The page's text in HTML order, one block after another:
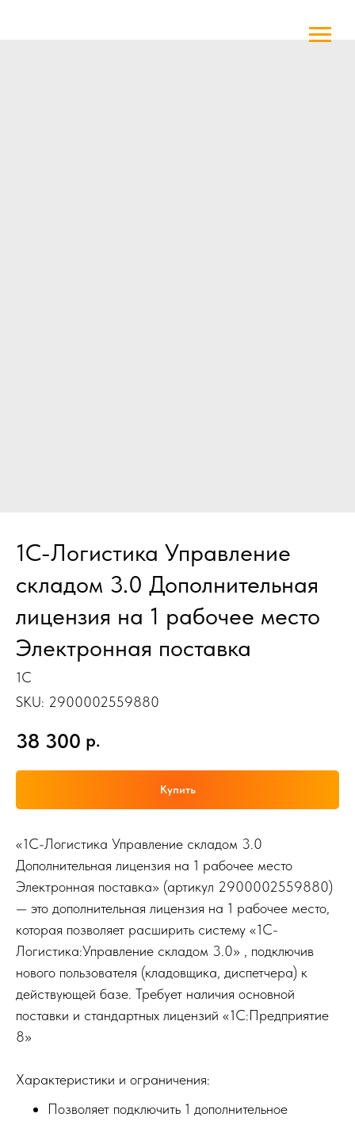
1С-Логистика Управление
складом 3.0 Дополнительная
лицензия на 1 рабочее место
Электронная поставка
1С
SKU: 2900002559880
38 300 р.
Купить
«1С-Логистика Управление складом 3.0
Дополнительная лицензия на 1 рабочее место
Электронная поставка» (артикул 2900002559880)
— это дополнительная лицензия на 1 рабочее место,
которая позволяет расширить систему «1С-
Логистика:Управление складом 3.0» , подключив
нового пользователя (кладовщика, диспетчера) к
действующей базе. Требует наличия основной
поставки и стандартных лицензий «1С:Предприятие
8»
Характеристики и ограничения:
Позволяет подключить 1 дополнительное